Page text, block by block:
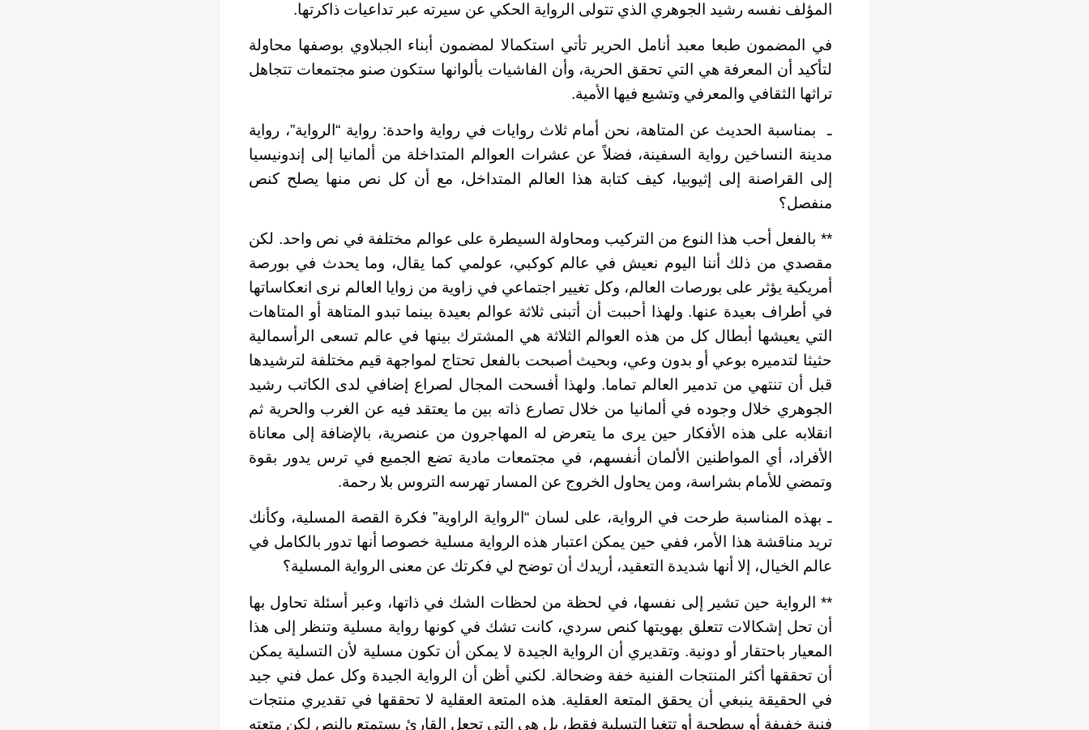
المؤلف نفسه رشيد الجوهري الذي تتولى الرواية الحكي عن سيرته عبر تداعيات ذاكرتها.
في المضمون طبعا معبد أنامل الحرير تأتي استكمالا لمضمون أبناء الجبلاوي بوصفها محاولة
لتأكيد أن المعرفة هي التي تحقق الحرية، وأن الفاشيات بألوانها ستكون صنو مجتمعات تتجاهل
تراثها الثقافي والمعرفي وتشيع فيها الأمية.
ـ بمناسبة الحديث عن المتاهة، نحن أمام ثلاث روايات في رواية واحدة: رواية “الرواية”، رواية
مدينة النساخين رواية السفينة، فضلاً عن عشرات العوالم المتداخلة من ألمانيا إلى إندونيسيا
إلى القراصنة إلى إثيوبيا، كيف كتابة هذا العالم المتداخل، مع أن كل نص منها يصلح كنص
منفصل؟
** بالفعل أحب هذا النوع من التركيب ومحاولة السيطرة على عوالم مختلفة في نص واحد. لكن
مقصدي من ذلك أننا اليوم نعيش في عالم كوكبي، عولمي كما يقال، وما يحدث في بورصة
أمريكية يؤثر على بورصات العالم، وكل تغيير اجتماعي في زاوية من زوايا العالم نرى انعكاساتها
في أطراف بعيدة عنها. ولهذا أحببت أن أتبنى ثلاثة عوالم بعيدة بينما تبدو المتاهة أو المتاهات
التي يعيشها أبطال كل من هذه العوالم الثلاثة هي المشترك بينها في عالم تسعى الرأسمالية
حثيثا لتدميره بوعي أو بدون وعي، وبحيث أصبحت بالفعل تحتاج لمواجهة قيم مختلفة لترشيدها
قبل أن تنتهي من تدمير العالم تماما. ولهذا أفسحت المجال لصراع إضافي لدى الكاتب رشيد
الجوهري خلال وجوده في ألمانيا من خلال تصارع ذاته بين ما يعتقد فيه عن الغرب والحرية ثم
انقلابه على هذه الأفكار حين يرى ما يتعرض له المهاجرون من عنصرية، بالإضافة إلى معاناة
الأفراد، أي المواطنين الألمان أنفسهم، في مجتمعات مادية تضع الجميع في ترس يدور بقوة
وتمضي للأمام بشراسة، ومن يحاول الخروج عن المسار تهرسه التروس بلا رحمة.
ـ بهذه المناسبة طرحت في الرواية، على لسان “الرواية الراوية” فكرة القصة المسلية، وكأنك
تريد مناقشة هذا الأمر، ففي حين يمكن اعتبار هذه الرواية مسلية خصوصا أنها تدور بالكامل في
عالم الخيال، إلا أنها شديدة التعقيد، أريدك أن توضح لي فكرتك عن معنى الرواية المسلية؟
** الرواية حين تشير إلى نفسها، في لحظة من لحظات الشك في ذاتها، وعبر أسئلة تحاول بها
أن تحل إشكالات تتعلق بهويتها كنص سردي، كانت تشك في كونها رواية مسلية وتنظر إلى هذا
المعيار باحتقار أو دونية. وتقديري أن الرواية الجيدة لا يمكن أن تكون مسلية لأن التسلية يمكن
أن تحققها أكثر المنتجات الفنية خفة وضحالة. لكني أظن أن الرواية الجيدة وكل عمل فني جيد
في الحقيقة ينبغي أن يحقق المتعة العقلية. هذه المتعة العقلية لا تحققها في تقديري منتجات
فنية خفيفة أو سطحية أو تتغيا التسلية فقط، بل هي التي تجعل القارئ يستمتع بالنص لكن متعته